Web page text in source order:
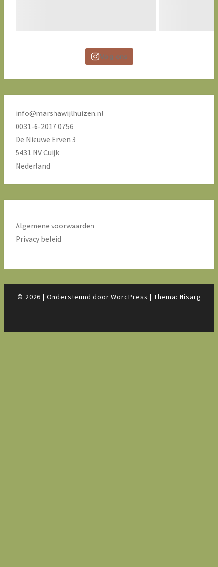
Volg ons
info@marshawijlhuizen.nl
0031-6-2017 0756
De Nieuwe Erven 3
5431 NV Cuijk
Nederland
Algemene voorwaarden
Privacy beleid
© 2026 | Ondersteund door WordPress | Thema: Nisarg